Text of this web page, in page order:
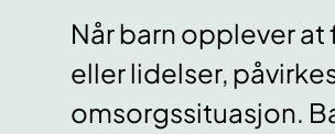
Når barn opplever
eller lidelser,
omsorgssituasjon.